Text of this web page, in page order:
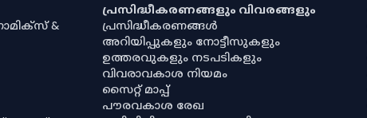
&
പ്രസിദ്ധീകരണങ്ങളും വിവരങ്ങളും
പ്രസിദ്ധീകരണങ്ങൾ
അറിയിപ്പുകളും നോട്ടീസുകളും
ഉത്തരവുകളും നടപടികളും
വിവരാവകാശ നിയമം
സൈറ്റ് മാപ്പ്
പൗരവകാശ രേഖ